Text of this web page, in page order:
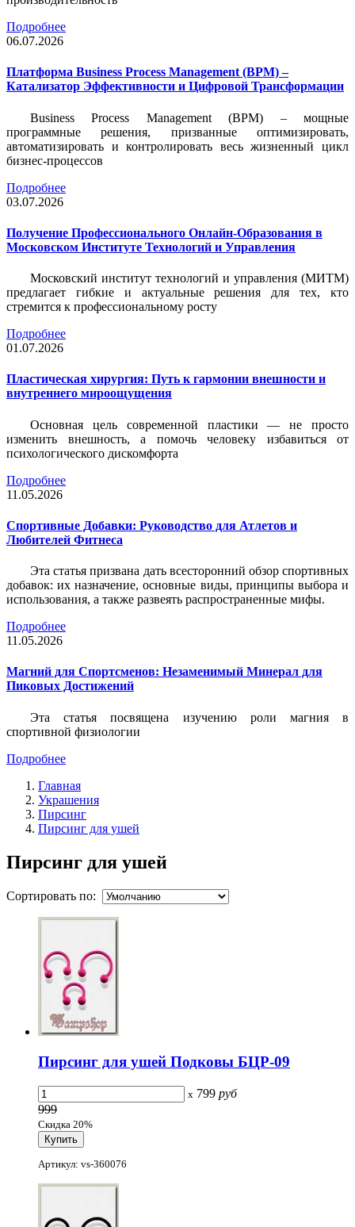
Подробнее
06.07.2026
Платформа Business Process Management (BPM) –
Катализатор Эффективности и Цифровой Трансформации
Business Process Management (BPM) – мощные
программные решения, призванные оптимизировать,
автоматизировать и контролировать весь жизненный цикл
бизнес-процессов
Подробнее
03.07.2026
Получение Профессионального Онлайн-Образования в
Московском Институте Технологий и Управления
Московский институт технологий и управления (МИТМ)
предлагает гибкие и актуальные решения для тех, кто
стремится к профессиональному росту
Подробнее
01.07.2026
Пластическая хирургия: Путь к гармонии внешности и
внутреннего мироощущения
Основная цель современной пластики — не просто
изменить внешность, а помочь человеку избавиться от
психологического дискомфорта
Подробнее
11.05.2026
Спортивные Добавки: Руководство для Атлетов и
Любителей Фитнеса
Эта статья призвана дать всесторонний обзор спортивных
добавок: их назначение, основные виды, принципы выбора и
использования, а также развеять распространенные мифы.
Подробнее
11.05.2026
Магний для Спортсменов: Незаменимый Минерал для
Пиковых Достижений
Эта статья посвящена изучению роли магния в
спортивной физиологии
Подробнее
Главная
Украшения
Пирсинг
Пирсинг для ушей
Пирсинг для ушей
Сортировать по:
Пирсинг для ушей Подковы БЦР-09
x 799 руб
999
Скидка 20%
Артикул: vs-360076